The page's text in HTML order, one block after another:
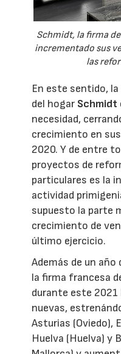
Schmidt, la firma
incrementado sus
las
En este sentido,
del hogar Schmidt
necesidad,
crecimiento en
2020. Y de entre
proyectos de
particulares es la
actividad
supuesto la parte
crecimiento de
último ejercicio.
Además de un
la firma francesa
durante este
nuevas,
Asturias (Oviedo),
Huelva (Huelva) y